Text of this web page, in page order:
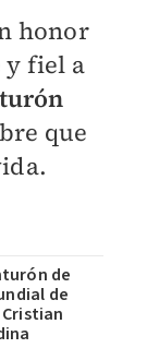
honor
y fiel a
que
de
de